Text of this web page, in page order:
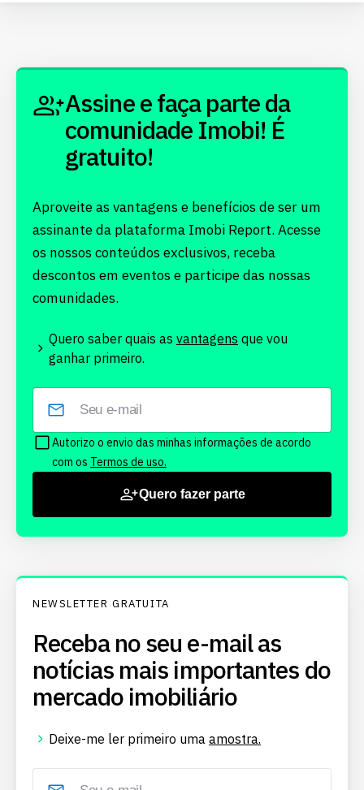
Assine e faça parte da
comunidade Imobi! É
gratuito!
Aproveite as vantagens e benefícios de ser um
assinante da plataforma Imobi Report. Acesse
os nossos conteúdos exclusivos, receba
descontos em eventos e participe das nossas
comunidades.
Quero saber quais as vantagens que vou
ganhar primeiro.
Autorizo o envio das minhas informações de acordo
com os Termos de uso.
Quero fazer parte
NEWSLETTER GRATUITA
Receba no seu e-mail as
notícias mais importantes do
mercado imobiliário
Deixe-me ler primeiro uma amostra.